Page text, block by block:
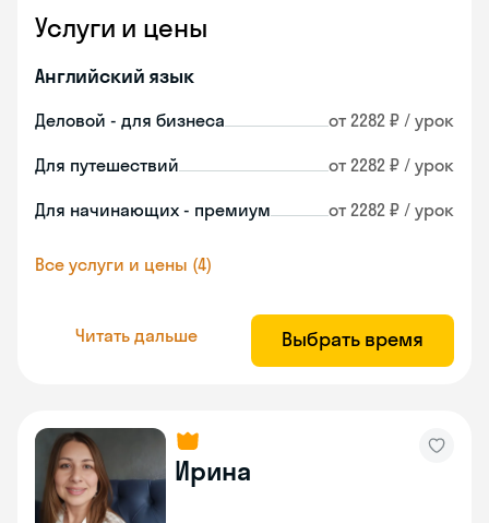
Услуги и цены
Английский язык
Деловой - для бизнеса от 2282 ₽ / урок
Для путешествий от 2282 ₽ / урок
Для начинающих - премиум от 2282 ₽ / урок
Все услуги и цены (4)
Читать дальше Выбрать время
Ирина